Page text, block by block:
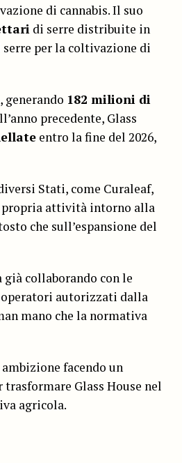
di cannabis. Il suo
di serre distribuite in
per la coltivazione di
, generando 182 milioni di
precedente, Glass
entro la fine del 2026,
Stati, come Curaleaf,
propria attività intorno alla
che sull’espansione del
collaborando con le
autorizzati dalla
mano che la normativa
facendo un
Glass House nel
agricola.